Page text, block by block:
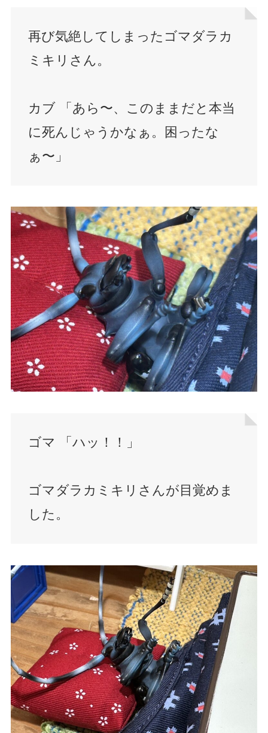
再び気絶してしまったゴマダラカ
ミキリさん。
カブ 「あら〜、このままだと本当
に死んじゃうかなぁ。困ったな
ぁ〜」
ゴマ 「ハッ！！」
ゴマダラカミキリさんが目覚めま
した。